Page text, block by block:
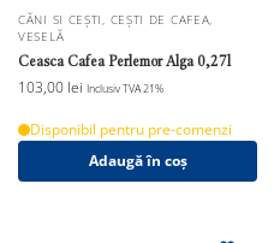
CĂNI SI CEȘTI, CEȘTI DE CAFEA,
VESELĂ
Ceasca Cafea Perlemor Alga 0,27l
103,00 lei Inclusiv TVA 21%
Disponibil pentru pre-comenzi
Adaugă în coș